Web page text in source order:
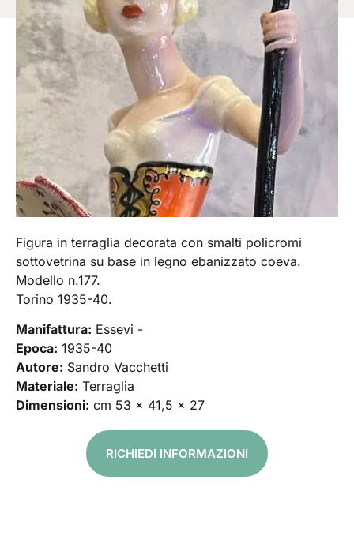
Figura in terraglia decorata con smalti policromi
sottovetrina su base in legno ebanizzato coeva.
Modello n.177.
Torino 1935-40.
Manifattura: Essevi -
Epoca: 1935-40
Autore: Sandro Vacchetti
Materiale: Terraglia
Dimensioni: cm 53 x 41,5 x 27
RICHIEDI INFORMAZIONI